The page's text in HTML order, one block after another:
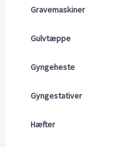
Gravemaskiner
Gulvtæppe
Gyngeheste
Gyngestativer
Hæfter